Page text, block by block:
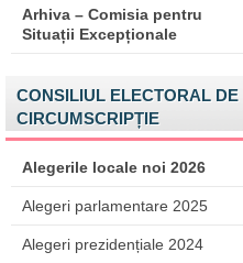
Arhiva – Comisia pentru
Situații Excepționale
CONSILIUL ELECTORAL DE
CIRCUMSCRIPȚIE
Alegerile locale noi 2026
Alegeri parlamentare 2025
Alegeri prezidențiale 2024